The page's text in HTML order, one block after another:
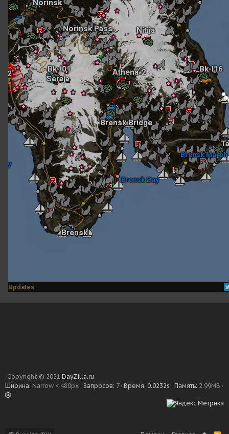
Copyright © 2021 DayZilla.ru
Ширина
Запросов 7 Время 0.0232s Память 2.99MB